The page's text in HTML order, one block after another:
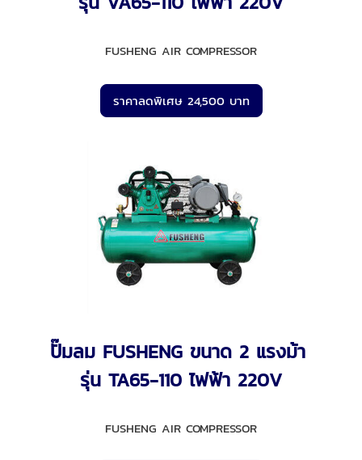
FUSHENG AIR COMPRESSOR
ราคาลดพิเศษ 24,500 บาท
ปั๊มลม FUSHENG ขนาด 2 แรงม้า
รุ่น TA65-110 ไฟฟ้า 220V
FUSHENG AIR COMPRESSOR